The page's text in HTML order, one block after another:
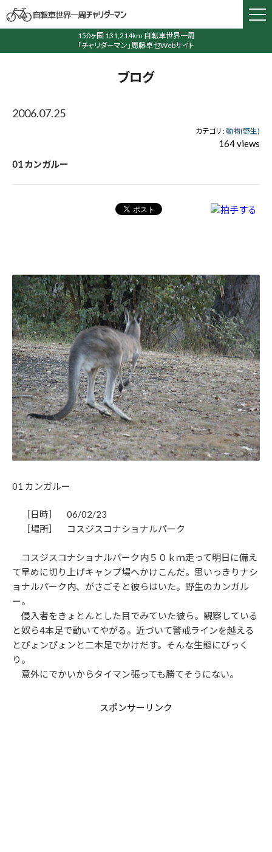
150ヶ国 131,214km 自転車世界一周
「チャリダーマン」周藤卓也Webサイト
ブログ
2006.07.25
カテゴリ :動物(野生)
164 views
01 カンガルー
01 カンガルー
［日時］ 06/02/23
［場所］ コスジスコナショナルパーク
コスジスコナショナルパーク内５０ｋｍ走って明日に備え
て早めに切り上げキャンプ場へかけこんだ。思いっきりナシ
ョナルパーク内、がさごそと彼らはいた。野生のカンガル
ー。
侵入者をきょとんとした目でみていた彼ら。観察している
と奴ら4本足で動いてやがる。近づいて警戒ラインを越える
とぴょンぴょンと二本足でかけだす。そんな生態にびっく
り。
意外にでかいからタイマン張っても勝てそうにない。
スポンサーリンク